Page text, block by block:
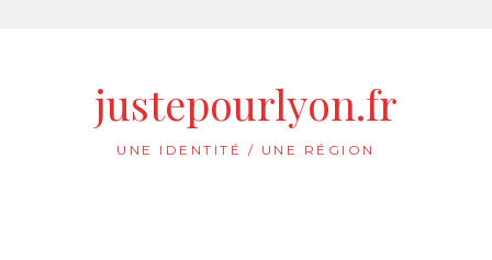
justepourlyon.fr
UNE IDENTITÉ / UNE RÉGION